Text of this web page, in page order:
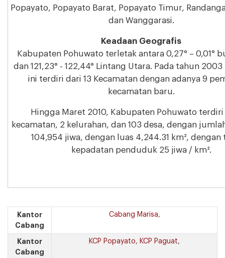
Popayato, Popayato Barat, Popayato Timur,
dan Wanggarasi.
Keadaan Geografis
Kabupaten Pohuwato terletak antara 0,27° – 0,01°
dan 121,23° - 122,44° Lintang Utara. Pada tahun
ini terdiri dari 13 Kecamatan dengan adanya 9
kecamatan baru.
Hingga Maret 2010, Kabupaten Pohuwato terdiri
kecamatan, 2 kelurahan, dan 103 desa, dengan
104,954 jiwa, dengan luas 4,244.31 km², dengan
kepadatan penduduk 25 jiwa / km².
Kantor
Cabang
Cabang Marisa,
Kantor
Cabang
KCP Popayato, KCP Paguat,